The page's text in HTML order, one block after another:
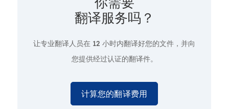
翻译服务吗？
让专业翻译人员在 12 小时内翻译好您的文件，并向
您提供经过认证的翻译件。
计算您的翻译费用